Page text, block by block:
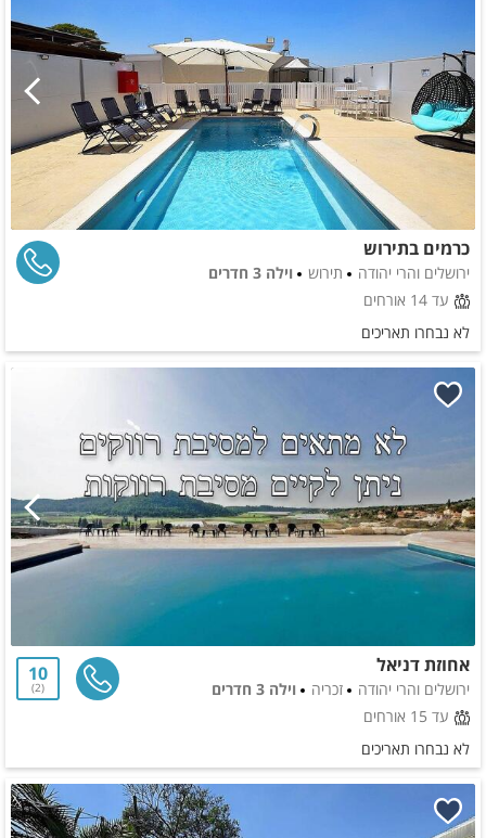
כרמים בתירוש
ירושלים והרי יהודה תירוש
וילה 3 חדרים
עד 14 אורחים
לא נבחרו תאריכים
אחוזת דניאל
ירושלים והרי יהודה זכריה
וילה 3 חדרים
עד 15 אורחים
10
2
לא נבחרו תאריכים